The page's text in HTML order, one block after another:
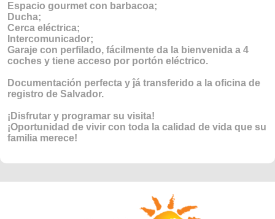
Espacio gourmet con barbacoa;
Ducha;
Cerca eléctrica;
Intercomunicador;
Garaje con perfilado, fácilmente da la bienvenida a 4
coches y tiene acceso por portón eléctrico.
Documentación perfecta y ĵá transferido a la oficina de
registro de Salvador.
¡Disfrutar y programar su visita!
¡Oportunidad de vivir con toda la calidad de vida que su
familia merece!